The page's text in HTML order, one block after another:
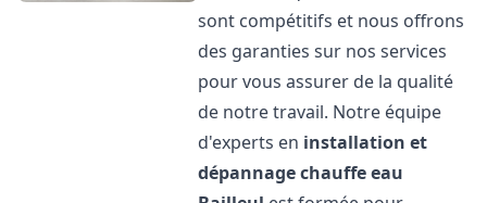
sont compétitifs et nous offrons
des garanties sur nos services
pour vous assurer de la qualité
de notre travail. Notre équipe
d'experts en installation et
dépannage chauffe eau